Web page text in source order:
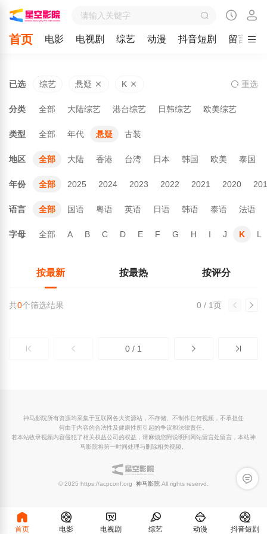
首页 电影 电视剧 综艺 动漫 抖音短剧 留言
已选 综艺 悬疑 K 重选
分类 全部 大陆综艺 港台综艺 日韩综艺 欧美综艺
类型 全部 年代 悬疑 古装
地区 全部 大陆 香港 台湾 日本 韩国 欧美 泰国
年份 全部 2025 2024 2023 2022 2021 2020
语言 全部 国语 粤语 英语 日语 韩语 泰语 法语
字母 全部 A B C D E F G H I J K L
按最新 按最热 按评分
0 / 1页
共0个筛选结果
0 / 1
留言反
神马影院所有资源均采集于互联网各大资源站，不存储、不制作任何视频，不承担任
何由于内容的合法性及健康性所引起的争议和法律责任。
若本站收录视频内容侵犯了相关权益公司的权益，请麻烦您附说明到网站留言处留言，本站神
马影院将第一时间处理与删除相关视频。
© 2025 https://acpconf.org 神马影院 All rights reservd.
首页 电影 电视剧 综艺 动漫 抖音短剧